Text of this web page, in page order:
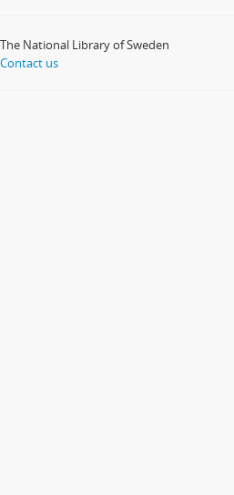
The National Library of Sweden
Contact us